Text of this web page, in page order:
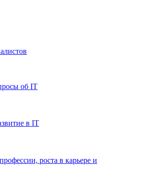
об IT
в IT
роста в карьере и